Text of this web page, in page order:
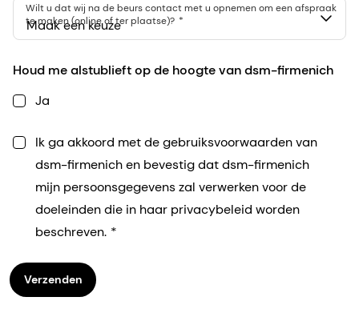
Maak een keuze
Wilt u dat wij na de beurs contact met u opnemen om een afspraak
te maken (online of ter plaatse)?
Houd me alstublieft op de hoogte van dsm-firmenich
Ja
Ik ga akkoord met de gebruiksvoorwaarden van
dsm-firmenich en bevestig dat dsm-firmenich
mijn persoonsgegevens zal verwerken voor de
doeleinden die in haar privacybeleid worden
beschreven.
Verzenden